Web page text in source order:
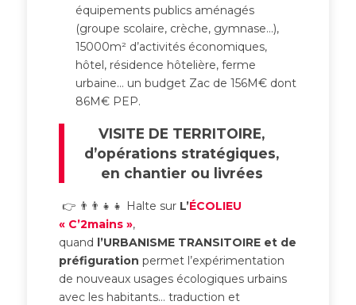
équipements publics aménagés
(groupe scolaire, crèche, gymnase…),
15000m² d’activités économiques,
hôtel, résidence hôtelière, ferme
urbaine… un budget Zac de 156M€ dont
86M€ PEP.
VISITE DE TERRITOIRE,
d’opérations stratégiques,
en chantier ou livrées
👉 👨‍👨‍👧‍👧 Halte sur L’ÉCOLIEU
« C’2mains »,
quand l’URBANISME TRANSITOIRE et de
préfiguration permet l’expérimentation
de nouveaux usages écologiques urbains
avec les habitants… traduction et